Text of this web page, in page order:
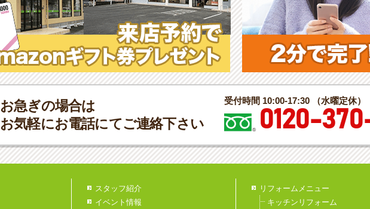
お急ぎの場合は
お気軽にお電話にてご連絡下さい
受付時間 10:00-17:30 （水曜定休）
0120-
スタッフ紹介
イベント情報
リフォームメニュー
キッチンリフォーム